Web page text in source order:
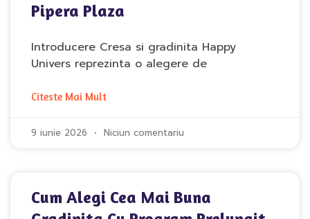
Pipera Plaza
Introducere Cresa si gradinita Happy
Univers reprezinta o alegere de
Citeste Mai Mult
9 iunie 2026 Niciun comentariu
Cum Alegi Cea Mai Buna